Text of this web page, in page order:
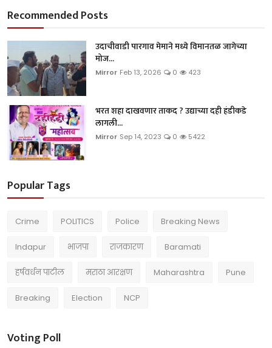
Recommended Posts
उदाचीवाडी पारगाव मेमाने मध्ये विमानतळ जागेच्या
मोज...
Mirror Feb 13, 2026 0 423
भरत शहा दाखवणार ताकद ? उद्याच्या दही हंडीकडे
लागली...
Mirror Sep 14, 2023 0 5422
Popular Tags
Crime POLITICS Police Breaking News
Indapur भाजपा राजकारण Baramati
हर्षवर्धन पाटील मराठा आरक्षण Maharashtra Pune
Breaking Election NCP
Voting Poll